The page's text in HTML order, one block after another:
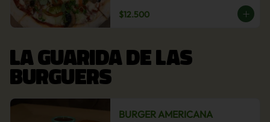
$12.500
LA GUARIDA DE LAS
BURGUERS
BURGER AMERICANA